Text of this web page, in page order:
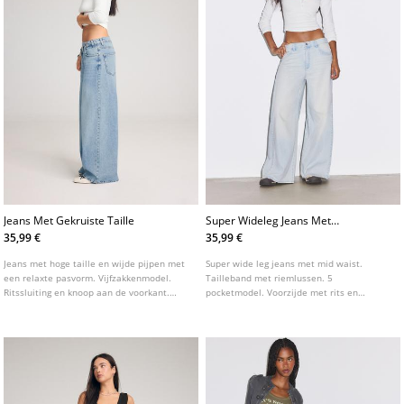
Jeans Met Gekruiste Taille
35,99 €
Jeans met hoge taille en wijde pijpen met
een relaxte pasvorm. Vijfzakkenmodel.
Ritssluiting en knoop aan de voorkant.
Super Wideleg Jeans Met
Plooien
35,99 €
Super wide leg jeans met mid waist.
Tailleband met riemlussen. 5
pocketmodel. Voorzijde met rits en